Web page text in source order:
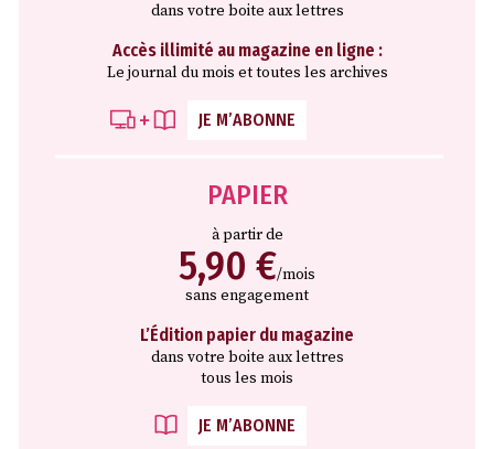
dans votre boite aux lettres
Accès illimité au magazine en ligne :
Le journal du mois et toutes les archives
JE M’ABONNE
PAPIER
à partir de
5,90 €/mois
sans engagement
L’Édition papier du magazine
dans votre boite aux lettres
tous les mois
JE M’ABONNE